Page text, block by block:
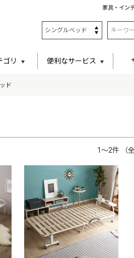
家具・イン
ゴリ 便利なサービス
ド
1〜2件 （全